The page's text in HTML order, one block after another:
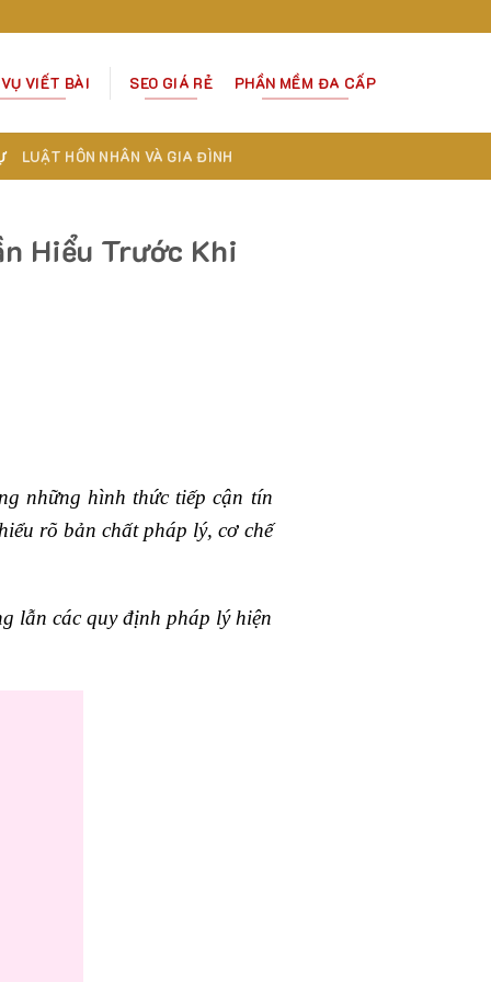
VIẾT BÀI SEO GIÁ RẺ PHẦN MỀM ĐA CẤP
LUẬT HÔN NHÂN VÀ GIA ĐÌNH
Hiểu Trước Khi
những hình thức tiếp cận tín
rõ bản chất pháp lý, cơ chế
lẫn các quy định pháp lý hiện